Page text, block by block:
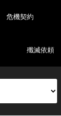
危機契約
殲滅依頼